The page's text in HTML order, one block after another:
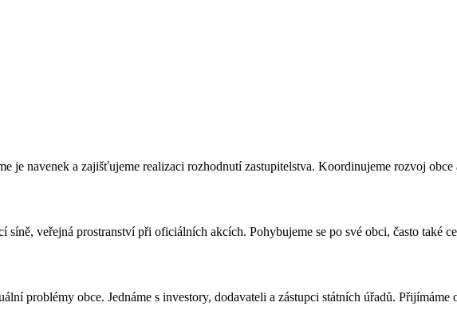
je navenek a zajišťujeme realizaci rozhodnutí zastupitelstva. Koordinujeme rozvoj
síně, veřejná prostranství při oficiálních akcích. Pohybujeme se po své obci, často také
problémy obce. Jednáme s investory, dodavateli a zástupci státních úřadů.